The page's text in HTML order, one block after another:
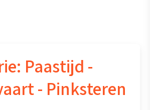
Paastijd -
- Pinksteren